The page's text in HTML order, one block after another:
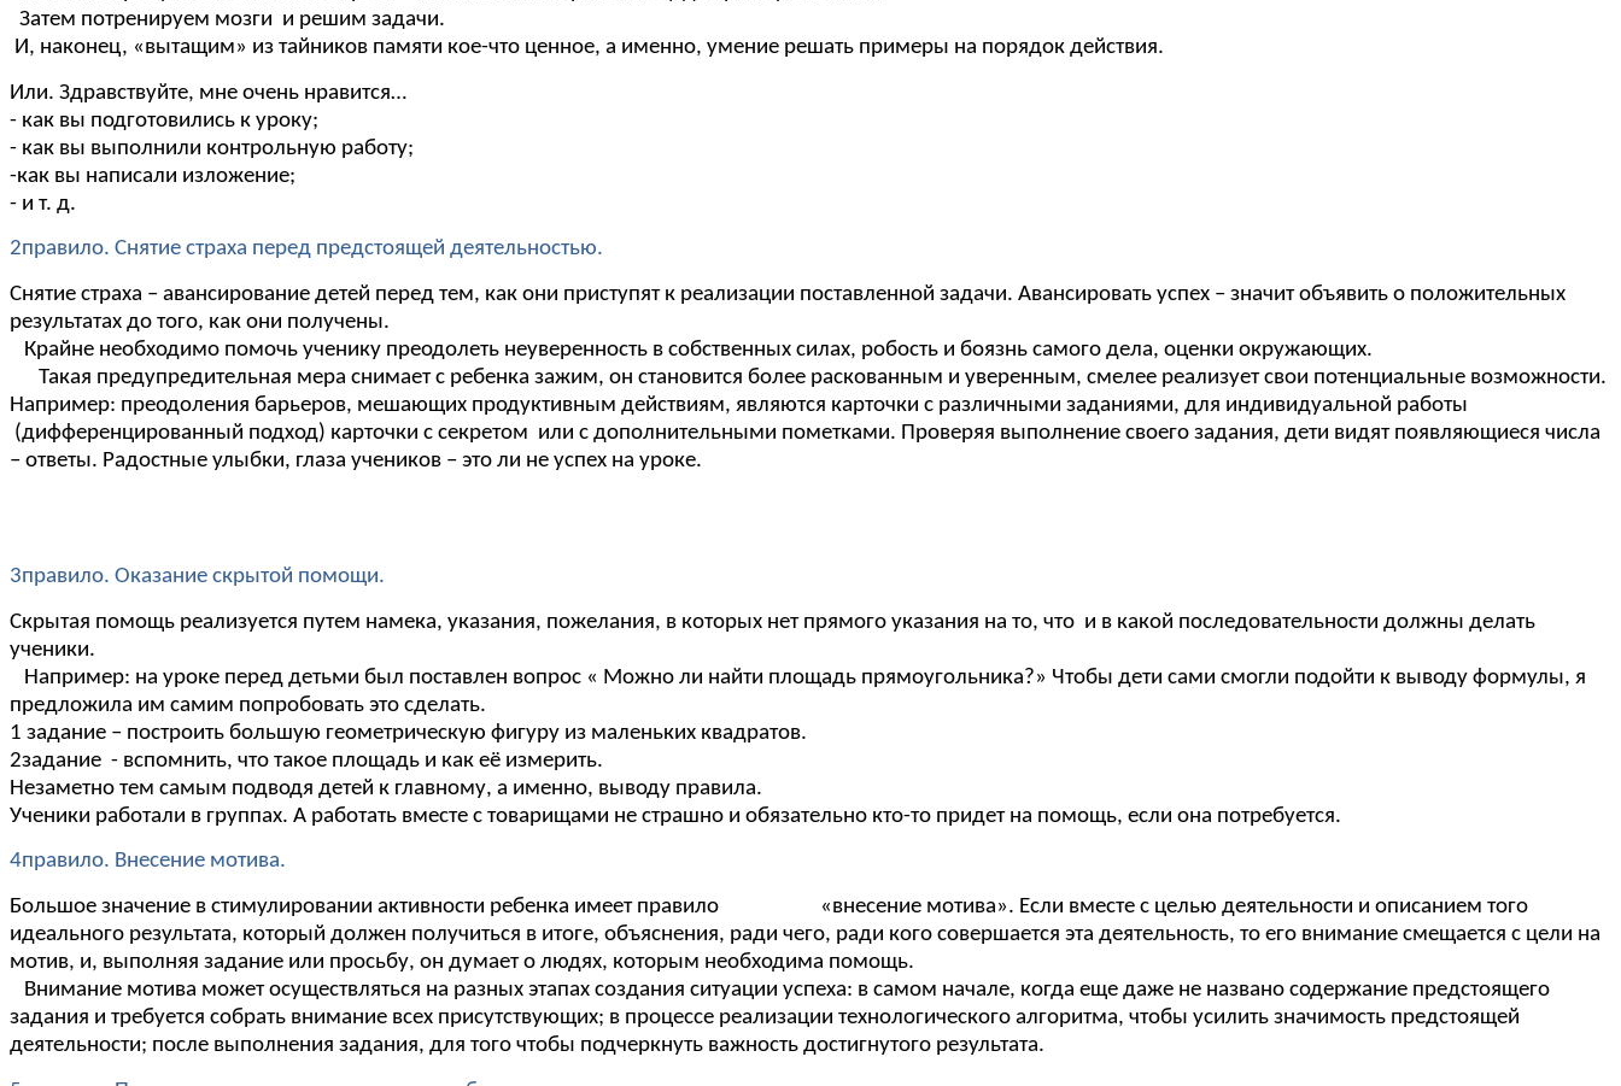
Затем потренируем мозги и решим задачи.
И, наконец, «вытащим» из тайников памяти кое-что ценное, а именно, умение решать примеры на порядок действия.
Или. Здравствуйте, мне очень нравится…
- как вы подготовились к уроку;
- как вы выполнили контрольную работу;
-как вы написали изложение;
- и т. д.
2правило. Снятие страха перед предстоящей деятельностью.
Снятие страха – авансирование детей перед тем, как они приступят к реализации поставленной задачи. Авансировать успех – значит объявить о положительных
результатах до того, как они получены.
Крайне необходимо помочь ученику преодолеть неуверенность в собственных силах, робость и боязнь самого дела, оценки окружающих.
Такая предупредительная мера снимает с ребенка зажим, он становится более раскованным и уверенным, смелее реализует свои потенциальные возможности.
Например: преодоления барьеров, мешающих продуктивным действиям, являются карточки с различными заданиями, для индивидуальной работы
(дифференцированный подход) карточки с секретом или с дополнительными пометками. Проверяя выполнение своего задания, дети видят появляющиеся числа
– ответы. Радостные улыбки, глаза учеников – это ли не успех на уроке.
3правило. Оказание скрытой помощи.
Скрытая помощь реализуется путем намека, указания, пожелания, в которых нет прямого указания на то, что и в какой последовательности должны делать
ученики.
Например: на уроке перед детьми был поставлен вопрос « Можно ли найти площадь прямоугольника?» Чтобы дети сами смогли подойти к выводу формулы, я
предложила им самим попробовать это сделать.
1 задание – построить большую геометрическую фигуру из маленьких квадратов.
2задание - вспомнить, что такое площадь и как её измерить.
Незаметно тем самым подводя детей к главному, а именно, выводу правила.
Ученики работали в группах. А работать вместе с товарищами не страшно и обязательно кто-то придет на помощь, если она потребуется.
4правило. Внесение мотива.
Большое значение в стимулировании активности ребенка имеет правило «внесение мотива». Если вместе с целью деятельности и описанием того
идеального результата, который должен получиться в итоге, объяснения, ради чего, ради кого совершается эта деятельность, то его внимание смещается с цели на
мотив, и, выполняя задание или просьбу, он думает о людях, которым необходима помощь.
Внимание мотива может осуществляться на разных этапах создания ситуации успеха: в самом начале, когда еще даже не названо содержание предстоящего
задания и требуется собрать внимание всех присутствующих; в процессе реализации технологического алгоритма, чтобы усилить значимость предстоящей
деятельности; после выполнения задания, для того чтобы подчеркнуть важность достигнутого результата.